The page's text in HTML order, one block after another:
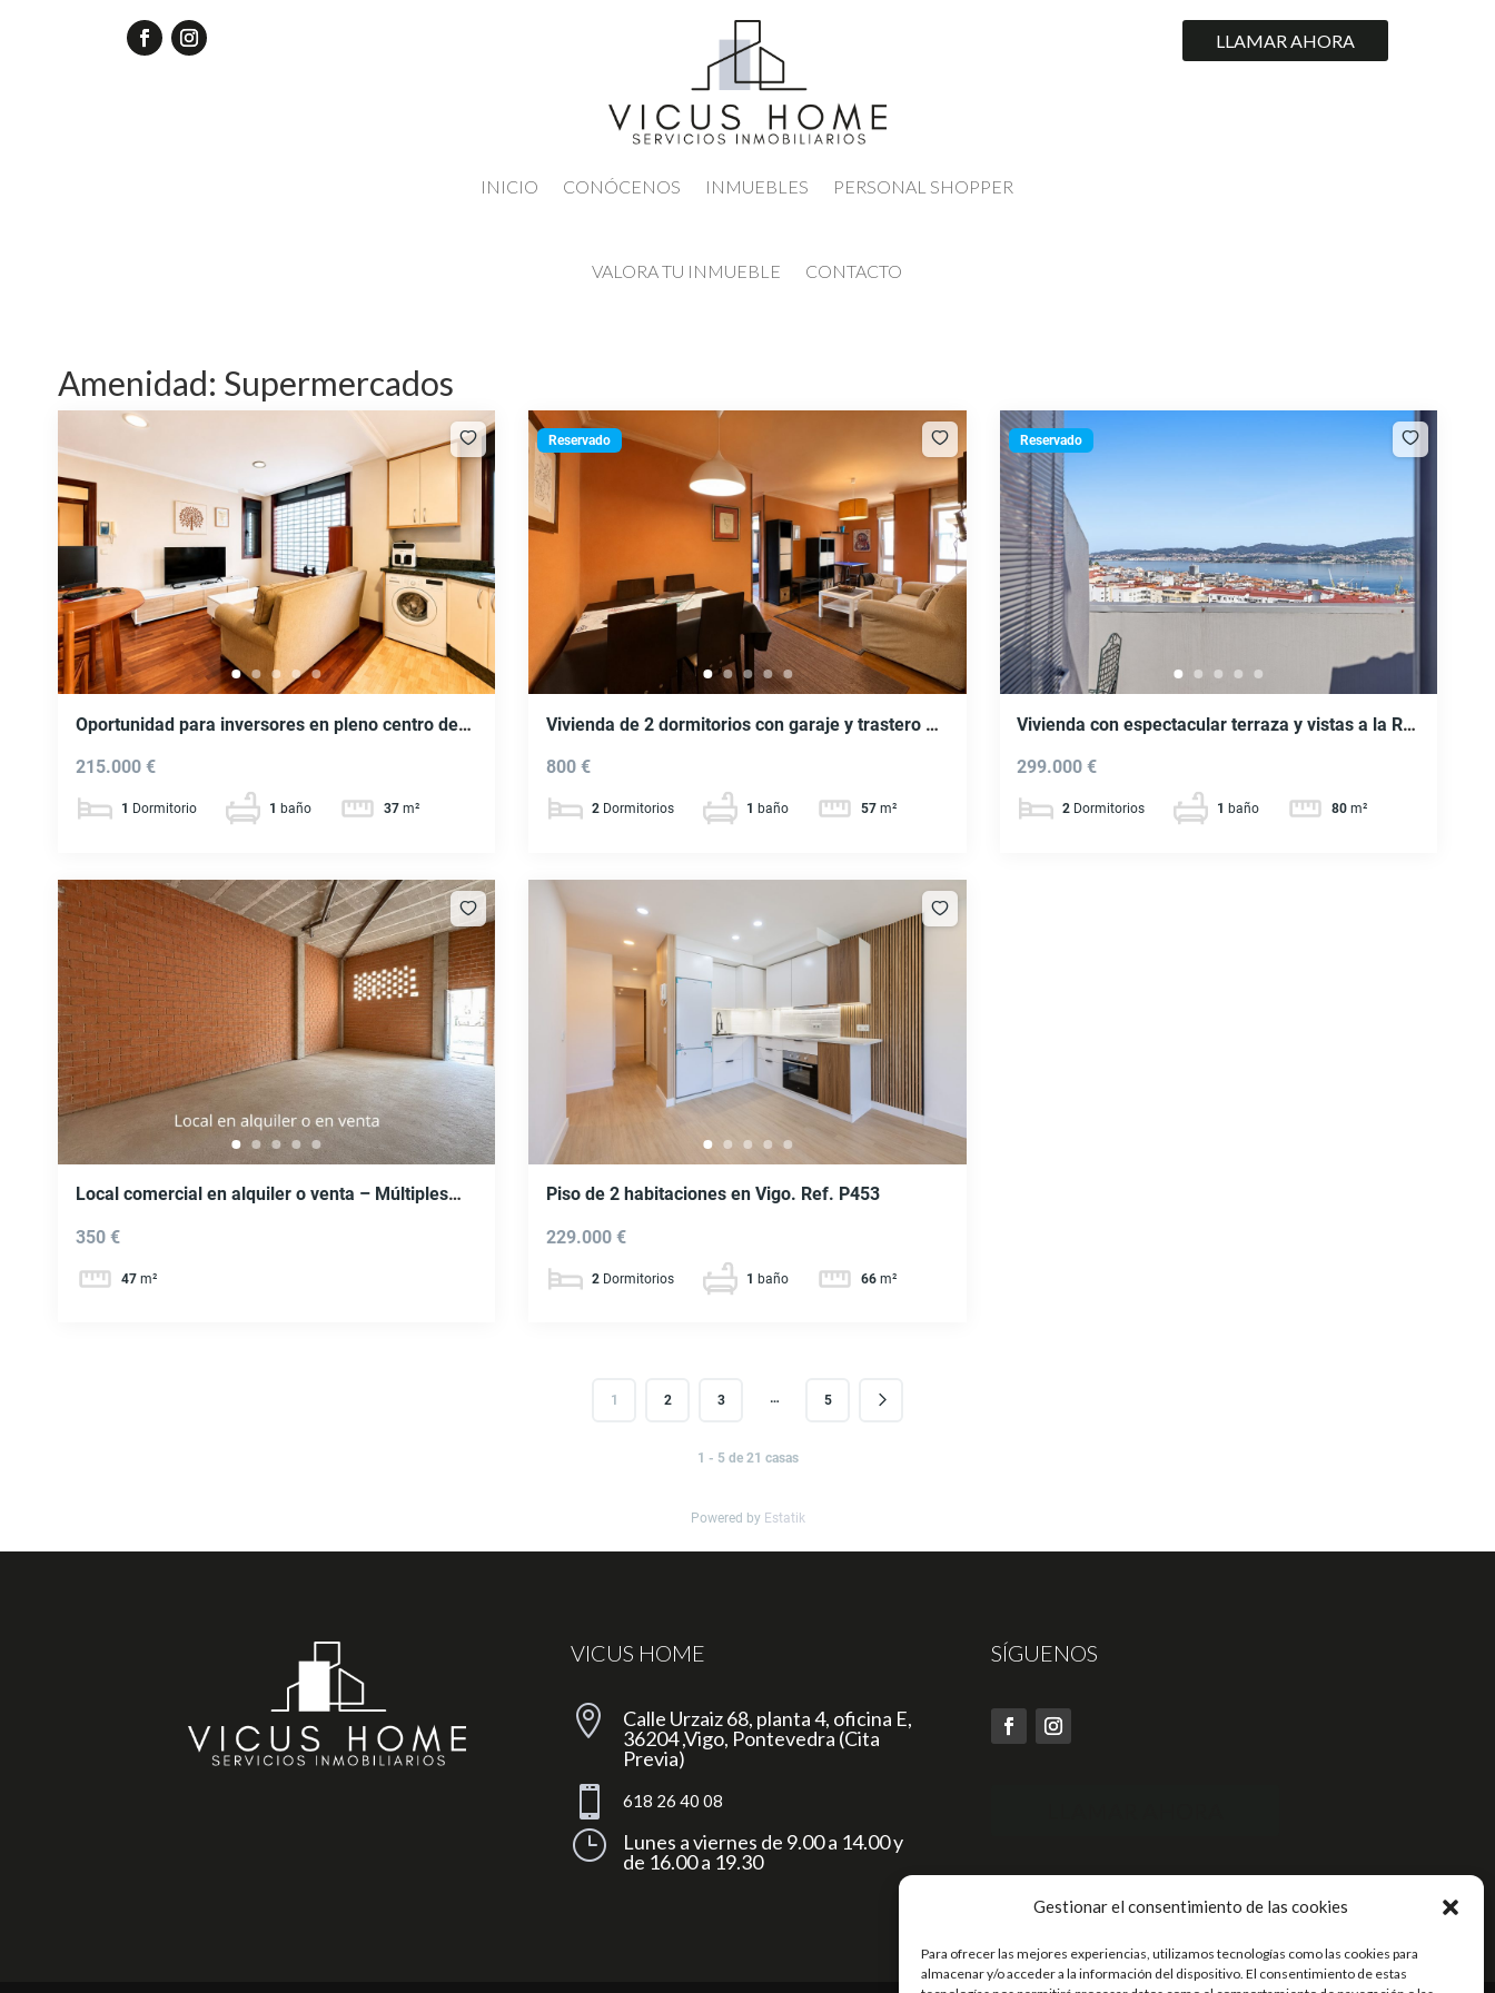
Gestionar el consentimiento de las cookies
Para ofrecer las mejores experiencias, utilizamos tecnologías como las cookies para
almacenar y/o acceder a la información del dispositivo. El consentimiento de estas
INICIO CONÓCENOS INMUEBLES PERSONAL SHOPPER
VALORA TU INMUEBLE CONTACTO
LLAMAR AHORA
Amenidad: Supermercados
Oportunidad para inversores en pleno centro de
P464
215.000 €
1 Dormitorio 1 baño 37 m²
Reservado
Vivienda de 2 dormitorios con garaje y trastero en
800 €
2 Dormitorios 1 baño 57 m²
Reservado
Vivienda con espectacular terraza y vistas a la Ría
299.000 €
2 Dormitorios 1 baño 80 m²
Local comercial en alquiler o venta – Múltiples
350 €
47 m²
Piso de 2 habitaciones en Vigo. Ref. P453
229.000 €
2 Dormitorios 1 baño 66 m²
1 2 3 … 5
1 - 5 de 21 casas
Powered by Estatik
VICUS HOME

Calle Urzaiz 68, planta 4, oficina E,
36204 ,Vigo, Pontevedra (Cita
Previa)
 618 26 40 08
}
Lunes a viernes de 9.00 a 14.00 y
de 16.00 a 19.30
SÍGUENOS